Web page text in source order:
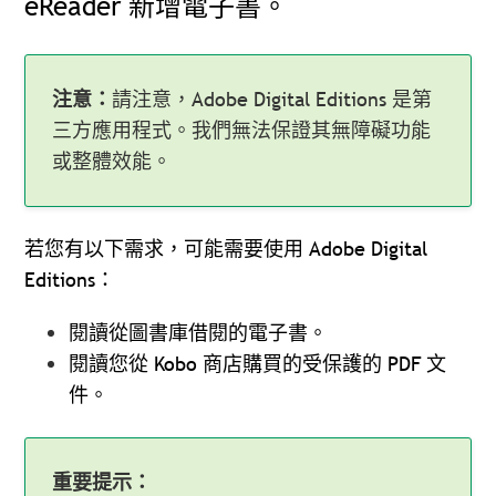
注意：請注意，Adobe Digital Editions 是第
三方應用程式。我們無法保證其無障礙功能
或整體效能。
若您有以下需求，可能需要使用 Adobe Digital
Editions：
閱讀從圖書庫借閱的電子書。
閱讀您從 Kobo 商店購買的受保護的 PDF 文
件。
重要提示：